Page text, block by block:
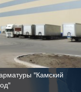
"Камский